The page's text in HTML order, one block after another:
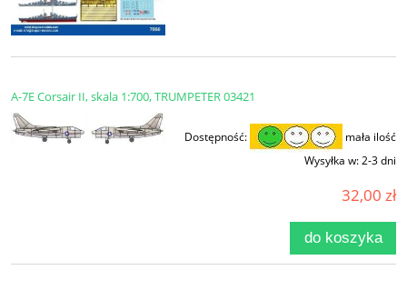
A-7E Corsair II, skala 1:700, TRUMPETER 03421
Dostępność:
mała ilość
Wysyłka w:2-3 dni
32,00 zł
do koszyka